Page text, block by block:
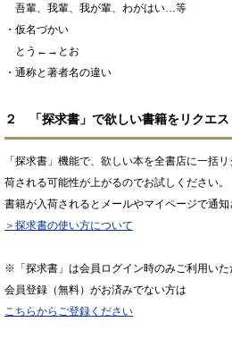
吾輩、我輩、我が輩、わがはい…等
・仮名づかい
とう←→とお
・通称と著者名の違い
２ 「探求書」で欲しい書籍をリクエス
「探求書」機能で、欲しい本を全書店に一括
荷される可能性が上がるのでお試しください。
書籍が入荷されるとメールやマイページで通知
＞探求書の使い方について
※「探求書」は会員ログイン時のみご利用いた
会員登録（無料）がお済みでない方は
こちらからご登録ください